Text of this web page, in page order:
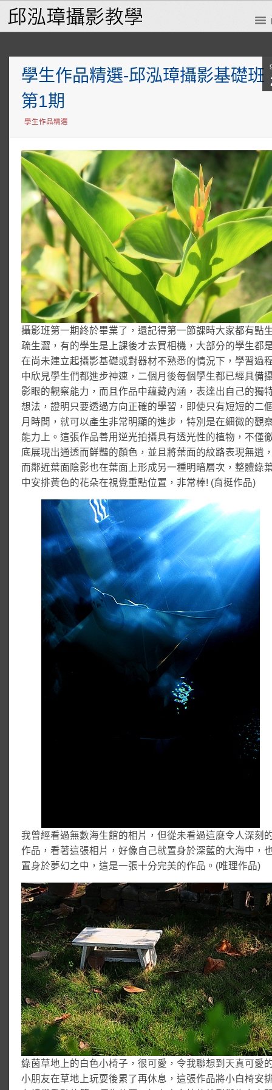
學生作品精選-邱泓璋攝影基礎班
第1期
學生作品精選
攝影班第一期終於畢業了，還記得第一節課時大家都有點
疏生澀，有的學生是上課後才去買相機，大部分的學生都
在尚未建立起攝影基礎或對器材不熟悉的情況下，學習過
中欣見學生們都進步神速，二個月後每個學生都已經具備
影眼的觀察能力，而且作品中蘊藏內涵，表達出自己的獨
想法，證明只要透過方向正確的學習，即使只有短短的二
月時間，就可以產生非常明顯的進步，特別是在細微的觀
能力上。這張作品善用逆光拍攝具有透光性的植物，不僅
底展現出通透而鮮豔的顏色，並且將葉面的紋路表現無遺
而鄰近葉面陰影也在葉面上形成另一種明暗層次，整體綠
中安排黃色的花朵在視覺重點位置，非常棒! (育挺作品)
我曾經看過無數海生館的相片，但從未看過這麼令人深刻
作品，看著這張相片，好像自己就置身於深藍的大海中，
置身於夢幻之中，這是一張十分完美的作品。(唯理作品)
綠茵草地上的白色小椅子，很可愛，令我聯想到天真可愛
小朋友在草地上玩耍後累了再休息，這張作品將小白椅安